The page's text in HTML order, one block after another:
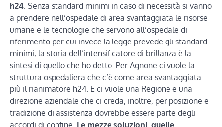
h24. Senza standard minimi in caso di necessità si vanno
a prendere nell’ospedale di area svantaggiata le risorse
umane e le tecnologie che servono all’ospedale di
riferimento per cui invece la legge prevede gli standard
minimi, la storia dell’intensificatore di brillanza è la
sintesi di quello che ho detto. Per Agnone ci vuole la
struttura ospedaliera che c’è come area svantaggiata
più il rianimatore h24. E ci vuole una Regione e una
direzione aziendale che ci creda, inoltre, per posizione e
tradizione di assistenza dovrebbe essere parte degli
accordi di confine. Le mezze soluzioni, quelle